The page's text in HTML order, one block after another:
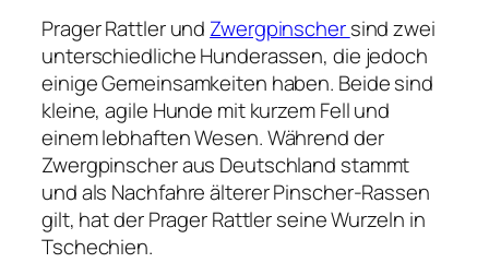
Prager Rattler und Zwergpinschersind zwei
unterschiedliche Hunderassen, die jedoch
einige Gemeinsamkeiten haben. Beide sind
kleine, agile Hunde mit kurzem Fell und
einem lebhaften Wesen. Während der
Zwergpinscher aus Deutschland stammt
und als Nachfahre älterer Pinscher-Rassen
gilt, hat der Prager Rattler seine Wurzeln in
Tschechien.